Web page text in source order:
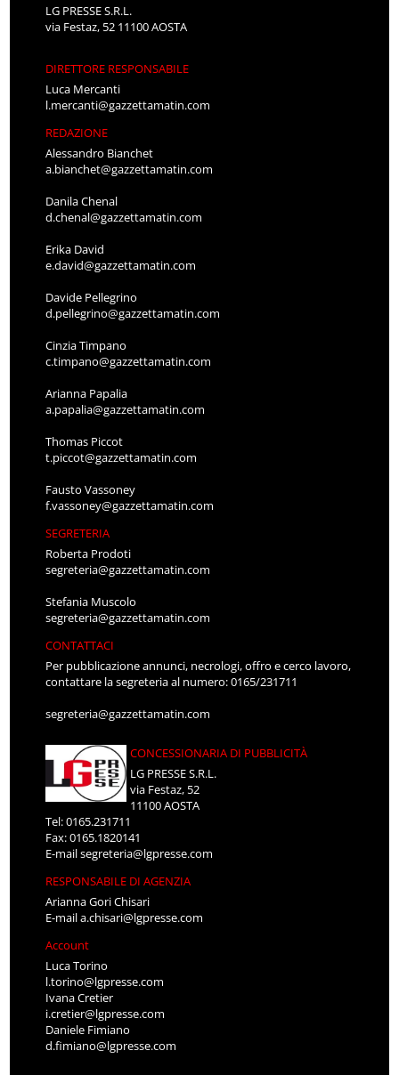
LG PRESSE S.R.L.
via Festaz, 52 11100 AOSTA
DIRETTORE RESPONSABILE
Luca Mercanti
l.mercanti@gazzettamatin.com
REDAZIONE
Alessandro Bianchet
a.bianchet@gazzettamatin.com
Danila Chenal
d.chenal@gazzettamatin.com
Erika David
e.david@gazzettamatin.com
Davide Pellegrino
d.pellegrino@gazzettamatin.com
Cinzia Timpano
c.timpano@gazzettamatin.com
Arianna Papalia
a.papalia@gazzettamatin.com
Thomas Piccot
t.piccot@gazzettamatin.com
Fausto Vassoney
f.vassoney@gazzettamatin.com
SEGRETERIA
Roberta Prodoti
segreteria@gazzettamatin.com
Stefania Muscolo
segreteria@gazzettamatin.com
CONTATTACI
Per pubblicazione annunci, necrologi, offro e cerco lavoro,
contattare la segreteria al numero: 0165/231711
segreteria@gazzettamatin.com
CONCESSIONARIA DI PUBBLICITÀ
LG PRESSE S.R.L.
via Festaz, 52
11100 AOSTA
Tel: 0165.231711
Fax: 0165.1820141
E-mailsegreteria@lgpresse.com
RESPONSABILE DI AGENZIA
Arianna Gori Chisari
E-maila.chisari@lgpresse.com
Account
Luca Torino
l.torino@lgpresse.com
Ivana Cretier
i.cretier@lgpresse.com
Daniele Fimiano
d.fimiano@lgpresse.com